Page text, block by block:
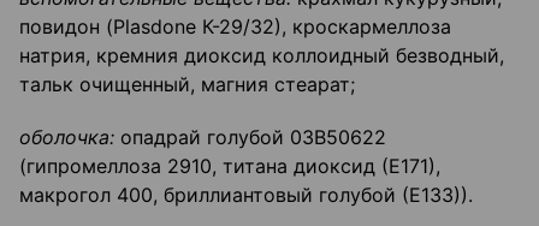
повидон (Plasdone К-29/32), кроскармеллоза
натрия, кремния диоксид коллоидный безводный,
тальк очищенный, магния стеарат;
оболочка: опадрай голубой 03В50622
(гипромеллоза 2910, титана диоксид (Е171),
макрогол 400, бриллиантовый голубой (Е133)).